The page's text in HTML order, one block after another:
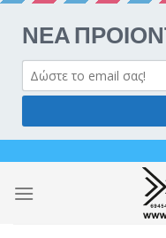
content